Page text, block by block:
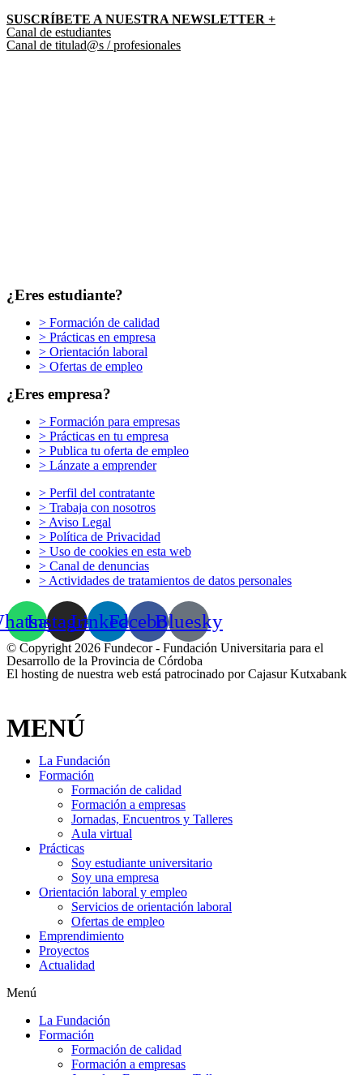
SUSCRÍBETE A NUESTRA NEWSLETTER +​
Canal de estudiantes
Canal de titulad@s / profesionales
¿Eres estudiante?
> Formación de calidad
> Prácticas en empresa
> Orientación laboral
> Ofertas de empleo
¿Eres empresa?
> Formación para empresas
> Prácticas en tu empresa
> Publica tu oferta de empleo
> Lánzate a emprender
> Perfil del contratante
> Trabaja con nosotros
> Aviso Legal
> Política de Privacidad
> Uso de cookies en esta web
> Canal de denuncias
> Actividades de tratamientos de datos personales
InstagramLinkedinFacebookBluesky
© Copyright 2026 Fundecor - Fundación Universitaria para el
Desarrollo de la Provincia de Córdoba
El hosting de nuestra web está patrocinado por Cajasur Kutxabank
MENÚ
La Fundación
Formación
Formación de calidad
Formación a empresas
Jornadas, Encuentros y Talleres
Aula virtual
Prácticas
Soy estudiante universitario
Soy una empresa
Orientación laboral y empleo
Servicios de orientación laboral
Ofertas de empleo
Emprendimiento
Proyectos
Actualidad
Menú
La Fundación
Formación
Formación de calidad
Formación a empresas